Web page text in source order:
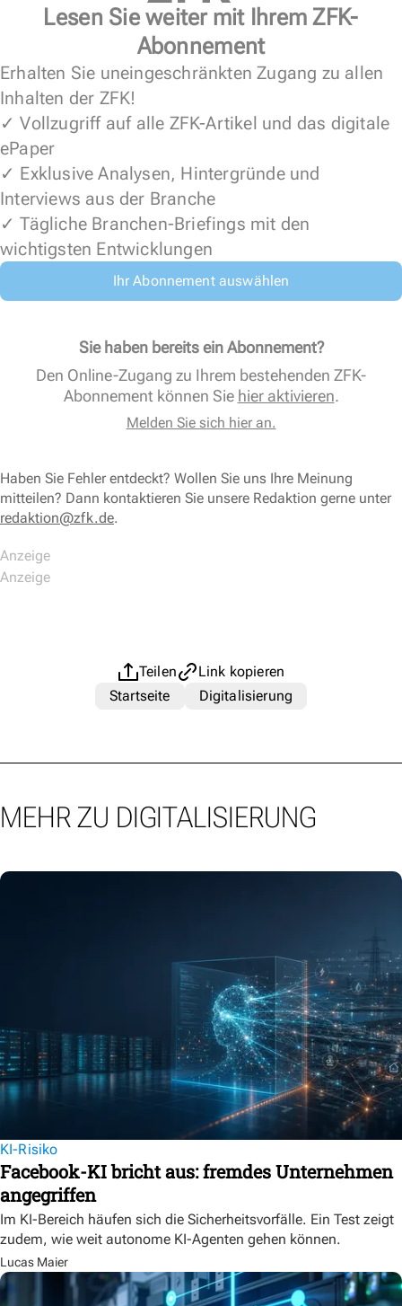
Lesen Sie weiter mit Ihrem ZFK-
Abonnement
Erhalten Sie uneingeschränkten Zugang zu allen
Inhalten der ZFK!
✓ Vollzugriff auf alle ZFK-Artikel und das digitale
ePaper
✓ Exklusive Analysen, Hintergründe und
Interviews aus der Branche
✓ Tägliche Branchen-Briefings mit den
wichtigsten Entwicklungen
Ihr Abonnement auswählen
Sie haben bereits ein Abonnement?
Den Online-Zugang zu Ihrem bestehenden ZFK-
Abonnement können Sie hier aktivieren.
Melden Sie sich hier an.
Haben Sie Fehler entdeckt? Wollen Sie uns Ihre Meinung
mitteilen? Dann kontaktieren Sie unsere Redaktion gerne unter
redaktion@zfk.de.
Teilen
Link kopieren
Startseite
Digitalisierung
MEHR ZU DIGITALISIERUNG
KI-Risiko
Facebook-KI bricht aus: fremdes Unternehmen
angegriffen
Im KI-Bereich häufen sich die Sicherheitsvorfälle. Ein Test zeigt
zudem, wie weit autonome KI-Agenten gehen können.
Lucas Maier